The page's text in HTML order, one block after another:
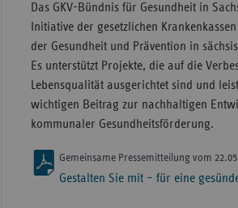
Das GKV-Bündnis für Gesundheit in
Initiative der gesetzlichen
der Gesundheit und Prävention in
Es unterstützt Projekte, die auf die
Lebensqualität ausgerichtet sind und
wichtigen Beitrag zur nachhaltigen
kommunaler Gesundheitsförderung.
Gemeinsame Pressemitteilung vom
Gestalten Sie mit – für eine